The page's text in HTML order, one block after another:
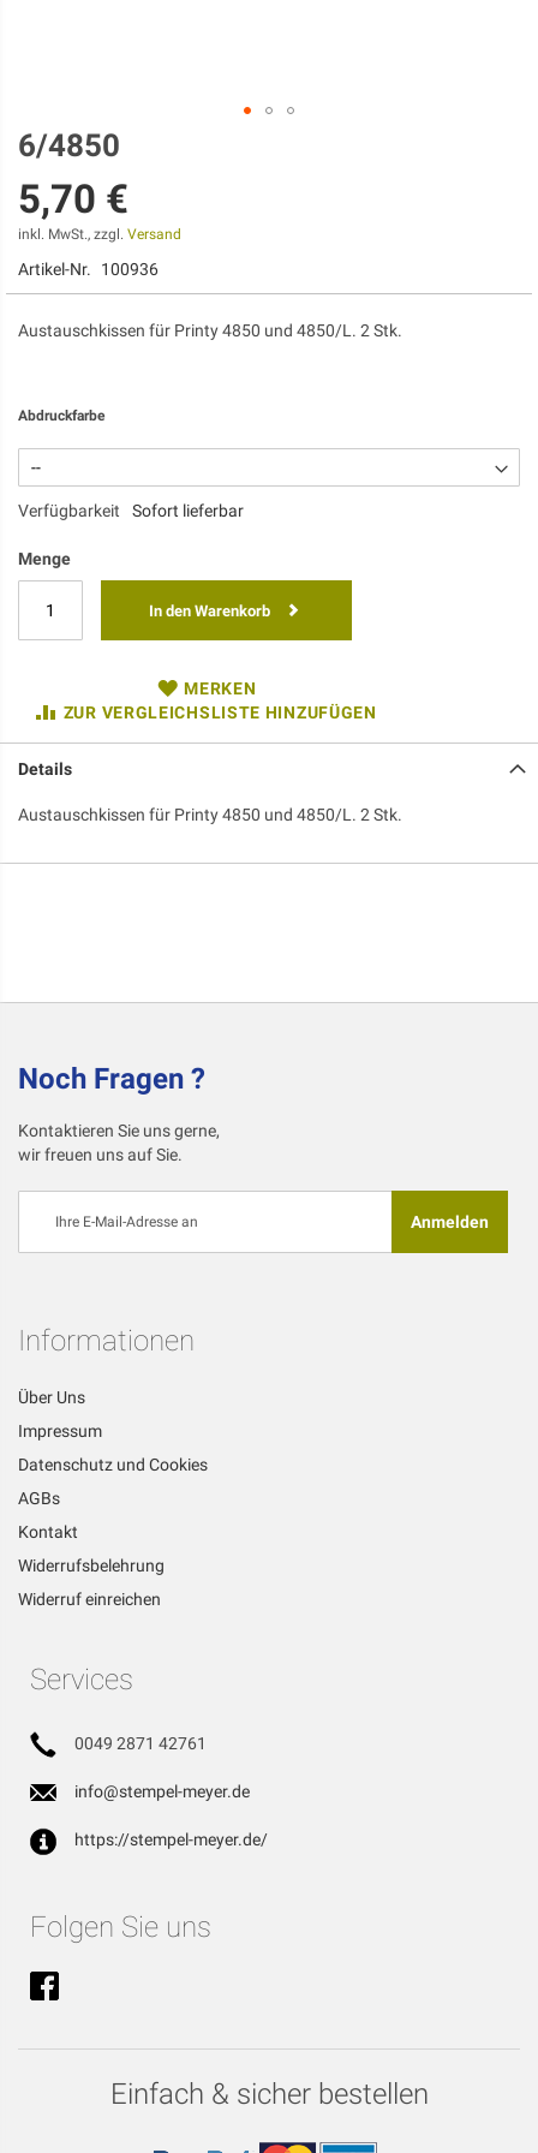
Zum
Anfang
der
Bildgalerie
springen
6/4850
5,70 €
inkl. MwSt., zzgl. Versand
Artikel-Nr. 100936
Austauschkissen für Printy 4850 und 4850/L. 2 Stk.
Abdruckfarbe
Verfügbarkeit Sofort lieferbar
Menge
In den Warenkorb
MERKEN
ZUR VERGLEICHSLISTE HINZUFÜGEN
Details
Austauschkissen für Printy 4850 und 4850/L. 2 Stk.
Noch Fragen ?
Kontaktieren Sie uns gerne,
wir freuen uns auf Sie.
sich
an:
Anmelden
Informationen
Über Uns
Impressum
Datenschutz und Cookies
AGBs
Kontakt
Widerrufsbelehrung
Widerruf einreichen
Services
0049 2871 42761
info@stempel-meyer.de
https://stempel-meyer.de/
Folgen Sie uns
Einfach & sicher bestellen